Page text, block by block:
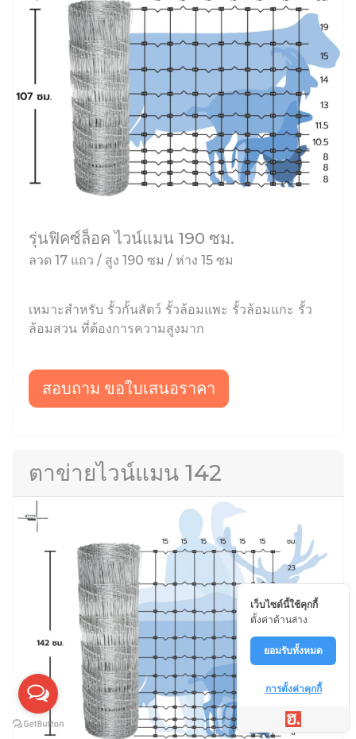
รุ่นฟิคซ์ล็อค ไวน์แมน 190 ซม.
ลวด 17 แถว / สูง 190 ซม / ห่าง 15 ซม
เหมาะสำหรับ รั้วกั้นสัตว์ รั้วล้อมแพะ รั้วล้อมแกะ รั้ว
ล้อมสวน ที่ต้องการความสูงมาก
สอบถาม ขอใบเสนอราคา
ตาข่ายไวน์แมน 142
เว็บไซต์นี้ใช้คุกกี้
ตั้งค่าด้านล่าง
ยอมรับทั้งหมด
การตั้งค่าคุกกี้